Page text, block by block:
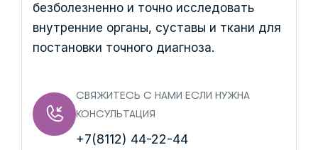
безболезненно и точно исследовать
внутренние органы, суставы и ткани для
постановки точного диагноза.
СВЯЖИТЕСЬ С НАМИ ЕСЛИ НУЖНА
КОНСУЛЬТАЦИЯ
+7(8112) 44-22-44